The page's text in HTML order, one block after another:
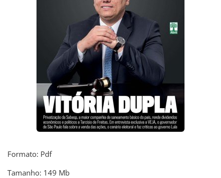
Formato: Pdf
Tamanho: 149 Mb